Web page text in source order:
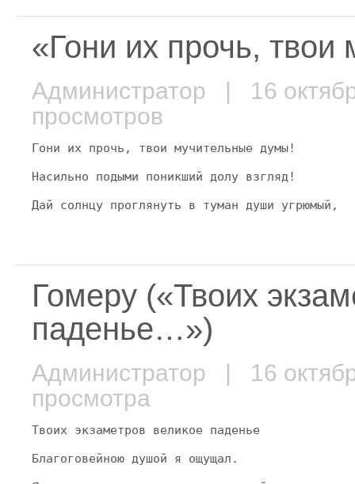
«Гони их прочь,
Администратор | 16
просмотров
Гони их прочь, твои мучительные думы!
Насильно подыми поникший долу взгляд!
Дай солнцу проглянуть в туман души угрюмый,
Гомеру («Твоих
паденье…»)
Администратор | 16
просмотра
Твоих экзаметров великое паденье
Благоговейною душой я ощущал.